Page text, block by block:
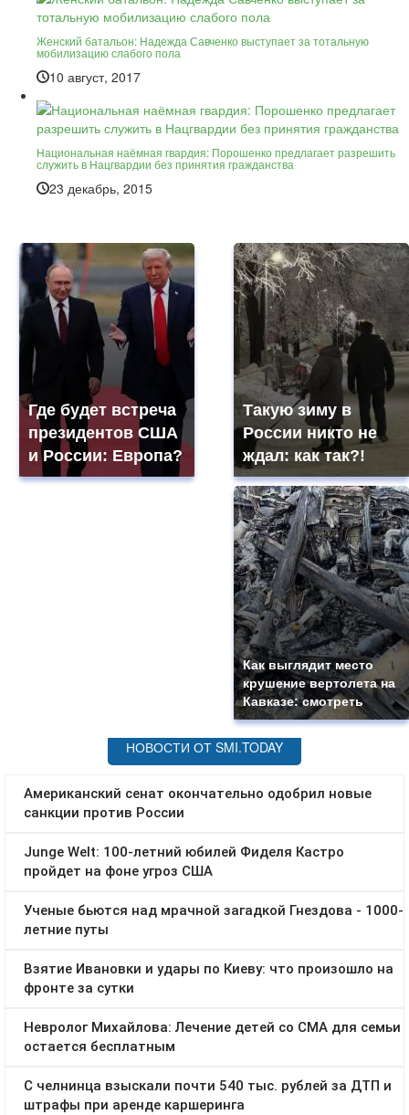
Женский батальон: Надежда Савченко выступает за тотальную
мобилизацию слабого пола
10 август, 2017
Национальная наёмная гвардия: Порошенко предлагает разрешить
служить в Нацгвардии без принятия гражданства
23 декабрь, 2015
Где будет встреча
президентов США
и России: Европа?
Такую зиму в
России никто не
ждал: как так?!
Как выглядит место
крушение вертолета на
Кавказе: смотреть